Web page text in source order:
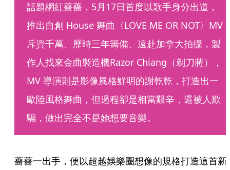
話題網紅薔薔，5月17日首度以歌手身分出道，
推出自創 House 舞曲〈LOVE ME OR NOT〉MV
斥資千萬、歷時三年籌備、遠赴加拿大拍攝，製
作人找來金曲製造機Razor Chiang（剃刀蔣），
MV 導演則是影像風格鮮明的謝乾乾，打造出一
歐陸風格舞曲，但過程卻是相當艱辛，還被人欺
騙，做出完全不是她想要音樂。
薔薔一出手，便以超越娛樂圈想像的規格打造這首新